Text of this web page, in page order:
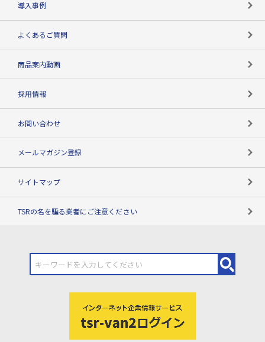
導入事例
よくあるご質問
商品案内動画
採用情報
お問い合わせ
メールマガジン登録
サイトマップ
TSRの名を騙る業者にご注意ください